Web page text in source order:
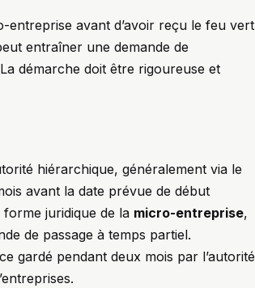
entreprise avant d’avoir reçu le feu vert
entraîner une demande de
démarche doit être rigoureuse et
hiérarchique, généralement via le
avant la date prévue de début
forme juridique de la micro-entreprise,
de passage à temps partiel.
gardé pendant deux mois par l’autorité